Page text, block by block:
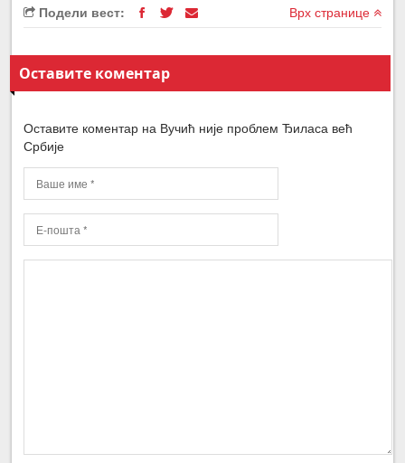
Подели вест: Врх странице
Оставите коментар
Оставите коментар на Вучић није проблем Ђиласа већ
Србије